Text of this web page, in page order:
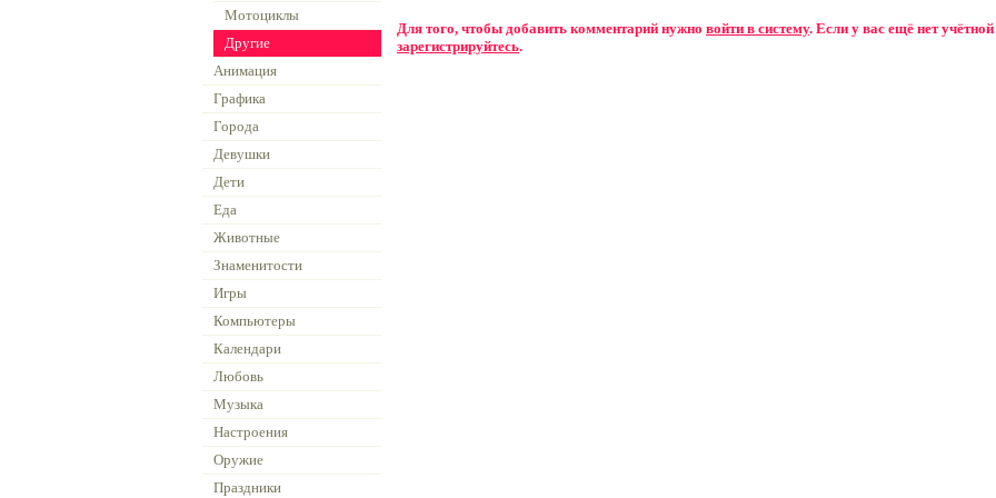
Мотоциклы
Другие
Анимация
Графика
Города
Девушки
Дети
Еда
Животные
Знаменитости
Игры
Компьютеры
Календари
Любовь
Музыка
Настроения
Оружие
Праздники
Для того, чтобы добавить комментарий нужно войти в систему. Если у вас ещё нет учётной
зарегистрируйтесь.